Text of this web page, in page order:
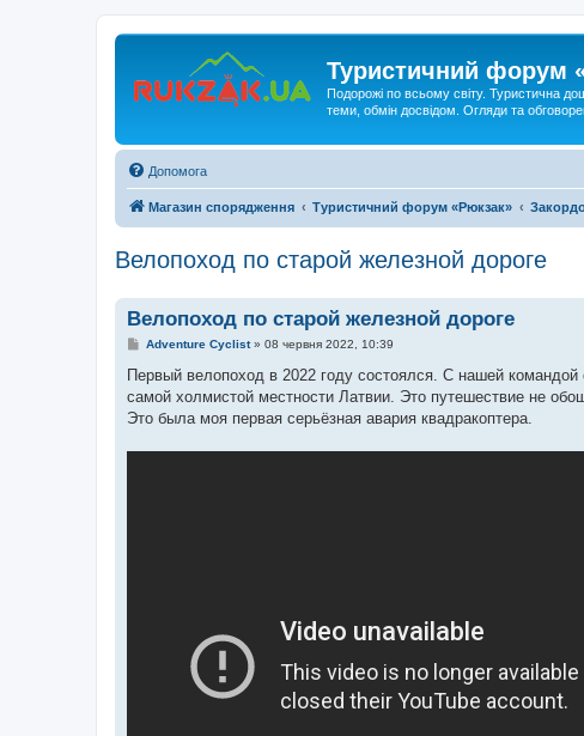
Туристичний форум
Подорожі по всьому світу. Туристична
теми, обмін досвідом. Огляди та
Допомога
Магазин спорядження Туристичний форум «Рюкзак»
Велопоход по старой железной дороге
Велопоход по старой железной дороге
П
в
д
о
Adventure Cyclist» 08 червня 2022, 10:39
Первый велопоход в 2022 году состоялся. С нашей
самой холмистой местности Латвии. Это путешествие не
Это была моя первая серьёзная авария квадракоптера.